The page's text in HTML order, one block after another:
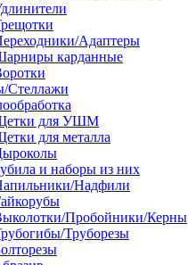
Адаптеры
карданные
Стеллажи
для УШМ
для металла
и наборы из них
Надфили
Пробойники/Керны
Труборезы